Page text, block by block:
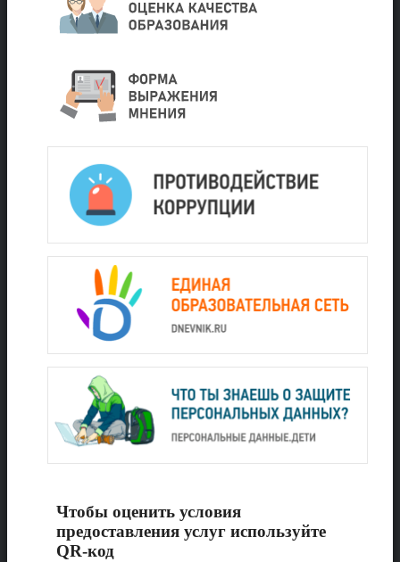
Чтобы оценить условия
предоставления услуг используйте
QR-код